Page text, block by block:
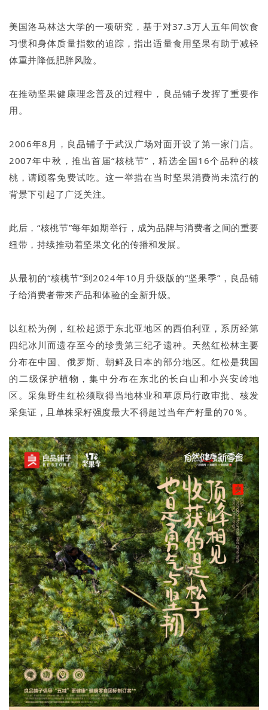
美国洛马林达大学的一项研究，基于对37.3万人五年间饮食
习惯和身体质量指数的追踪，指出适量食用坚果有助于减轻
体重并降低肥胖风险。
在推动坚果健康理念普及的过程中，良品铺子发挥了重要作
用。
2006年8月，良品铺子于武汉广场对面开设了第一家门店。
2007年中秋，推出首届“核桃节”，精选全国16个品种的核
桃，请顾客免费试吃。这一举措在当时坚果消费尚未流行的
背景下引起了广泛关注。
此后，“核桃节”每年如期举行，成为品牌与消费者之间的重要
纽带，持续推动着坚果文化的传播和发展。
从最初的“核桃节”到2024年10月升级版的“坚果季”，良品铺
子给消费者带来产品和体验的全新升级。
以红松为例，红松起源于东北亚地区的西伯利亚，系历经第
四纪冰川而遗存至今的珍贵第三纪孑遗种。天然红松林主要
分布在中国、俄罗斯、朝鲜及日本的部分地区。红松是我国
的二级保护植物，集中分布在东北的长白山和小兴安岭地
区。采集野生红松须取得当地林业和草原局行政审批、核发
采集证，且单株采籽强度最大不得超过当年产籽量的70％。